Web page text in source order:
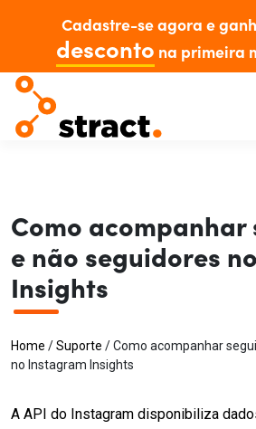
Cadastre-se agora e
desconto na primeira
Como acompanhar
e não seguidores
Insights
Home /Suporte /Como acompanhar
no Instagram Insights
A API do Instagram disponibiliza